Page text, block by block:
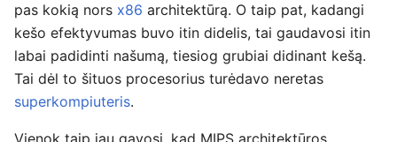
pas kokią nors x86 architektūrą. O taip pat, kadangi
kešo efektyvumas buvo itin didelis, tai gaudavosi itin
labai padidinti našumą, tiesiog grubiai didinant kešą.
Tai dėl to šituos procesorius turėdavo neretas
superkompiuteris.
Vienok taip jau gavosi, kad MIPS architektūros